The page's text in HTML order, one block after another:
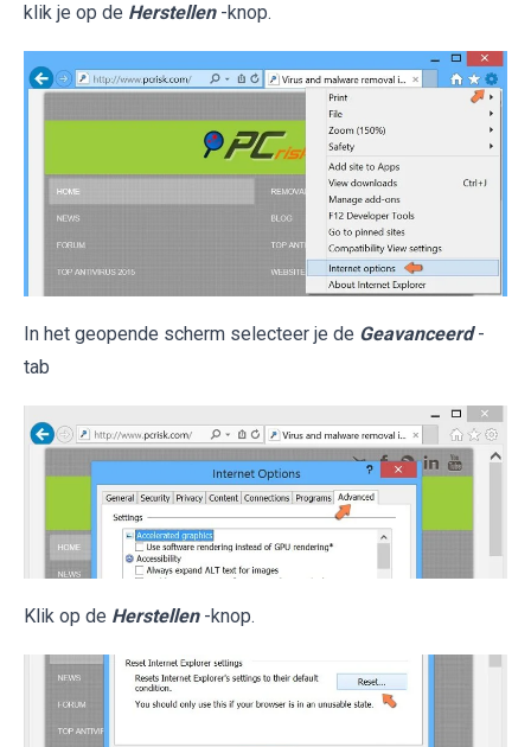
klik je op de Herstellen -knop.
In het geopende scherm selecteer je de Geavanceerd -
tab
Klik op de Herstellen -knop.